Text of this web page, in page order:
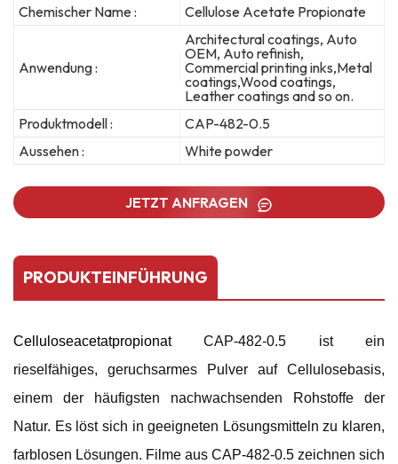
Chemischer Name : Cellulose Acetate Propionate
Anwendung :
Architectural coatings, Auto
OEM, Auto refinish,
Commercial printing inks,Metal
coatings,Wood coatings,
Leather coatings and so on.
Produktmodell :
CAP-482-0.5
Aussehen :
White powder
JETZT ANFRAGEN
PRODUKTEINFÜHRUNG
CelluloseacetatpropionatCAP-482-0.5 ist ein
rieselfähiges, geruchsarmes Pulver auf Cellulosebasis,
einem der häufigsten nachwachsenden Rohstoffe der
Natur. Es löst sich in geeigneten Lösungsmitteln zu klaren,
farblosen Lösungen. Filme aus CAP-482-0.5 zeichnen sich